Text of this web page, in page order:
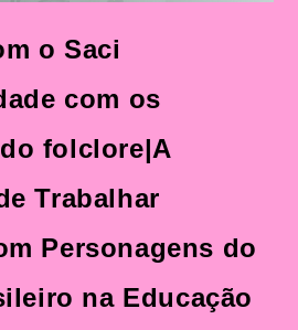
o Saci
com os
folclore|A
Trabalhar
Personagens do
na Educação